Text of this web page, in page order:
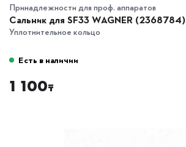
Принадлежности для проф. аппаратов
Сальник для SF33 WAGNER (2368784)
Уплотнительное кольцо
Есть в наличии
1 100₸